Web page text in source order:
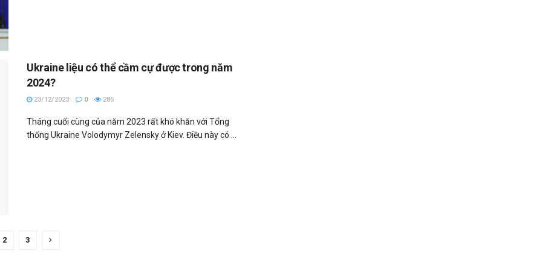
Ukraine liệu có thể cầm cự được trong năm
2024?
23/12/2023 0 285
Tháng cuối cùng của năm 2023 rất khó khăn với Tổng
thống Ukraine Volodymyr Zelensky ở Kiev. Điều này có ...
2 3